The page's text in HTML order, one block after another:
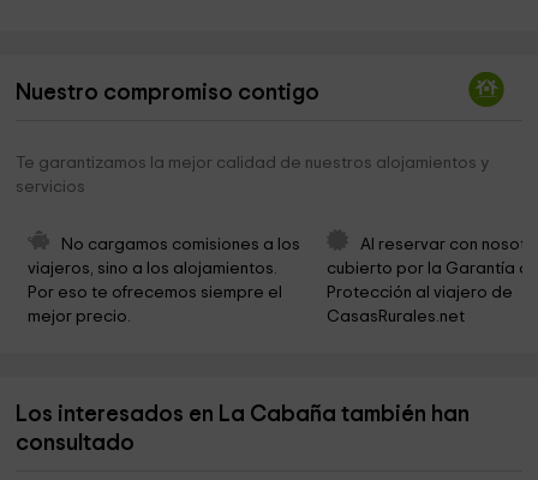
City Council Cudillero 7,7 km
Ermita de San Roque - Ballota
Church Ballota
Ermita La Fabariega
Parroquia de Santa María Magdalena 9,9 km
Iglesia de San Antonio y San Adriano 10,3 km
Nuestro compromiso contigo
Te garantizamos la mejor calidad de nuestros alojamientos y
servicios
No cargamos comisiones a los
viajeros, sino a los alojamientos.
Por eso te ofrecemos siempre el
mejor precio.
Al reservar con
cubierto por la Garantía
Protección al viajero de
CasasRurales.net
Los interesados en La Cabaña también han
consultado